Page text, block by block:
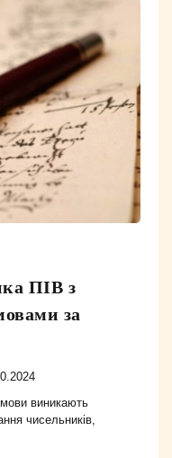
ПІВ з
за
виникають
чисельників,